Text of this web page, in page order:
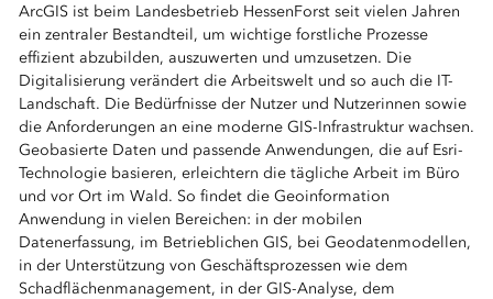
ArcGIS ist beim Landesbetrieb HessenForst seit vielen Jahren
ein zentraler Bestandteil, um wichtige forstliche Prozesse
effizient abzubilden, auszuwerten und umzusetzen. Die
Digitalisierung verändert die Arbeitswelt und so auch die IT-
Landschaft. Die Bedürfnisse der Nutzer und Nutzerinnen sowie
die Anforderungen an eine moderne GIS-Infrastruktur wachsen.
Geobasierte Daten und passende Anwendungen, die auf Esri-
Technologie basieren, erleichtern die tägliche Arbeit im Büro
und vor Ort im Wald. So findet die Geoinformation
Anwendung in vielen Bereichen: in der mobilen
Datenerfassung, im Betrieblichen GIS, bei Geodatenmodellen,
in der Unterstützung von Geschäftsprozessen wie dem
Schadflächenmanagement, in der GIS-Analyse, dem